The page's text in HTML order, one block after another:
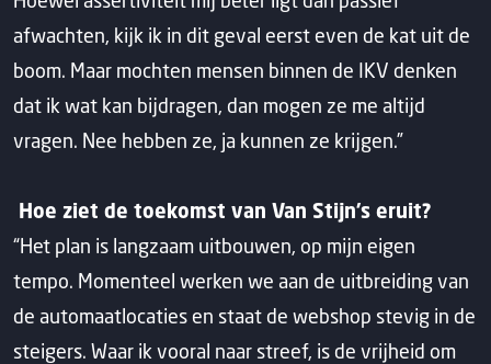
afwachten, kijk ik in dit geval eerst even de kat uit de
boom. Maar mochten mensen binnen de IKV denken
dat ik wat kan bijdragen, dan mogen ze me altijd
vragen. Nee hebben ze, ja kunnen ze krijgen.”
Hoe ziet de toekomst van Van Stijn’s eruit?
“Het plan is langzaam uitbouwen, op mijn eigen
tempo. Momenteel werken we aan de uitbreiding van
de automaatlocaties en staat de webshop stevig in de
steigers. Waar ik vooral naar streef, is de vrijheid om